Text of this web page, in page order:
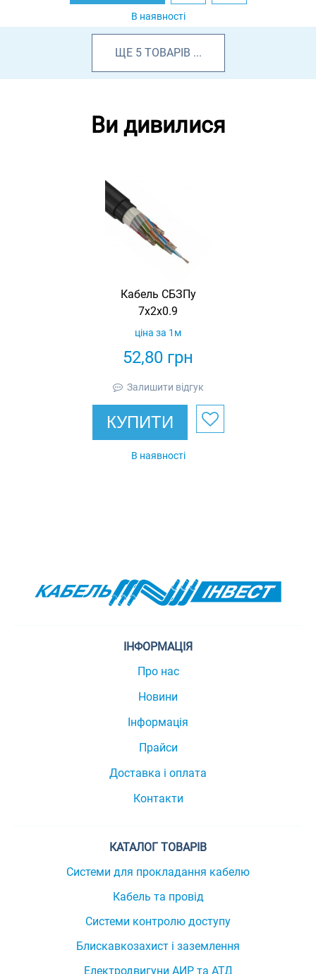
В наявності
ЩЕ 5 ТОВАРІВ ...
Ви дивилися
Кабель СБЗПу
7х2х0.9
52,80 грн
ціна за 1м
Залишити відгук
КУПИТИ
В наявності
ІНФОРМАЦІЯ
Про нас
Новини
Інформація
Прайси
Доставка і оплата
Контакти
КАТАЛОГ ТОВАРІВ
Системи для прокладання кабелю
Кабель та провід
Системи контролю доступу
Блискавкозахист і заземлення
Електродвигуни АИР та АТД